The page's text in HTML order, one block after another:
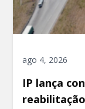
ago 4, 2026
IP lança